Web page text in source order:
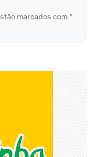
marcados com *